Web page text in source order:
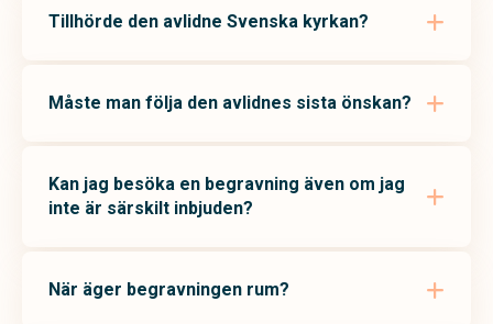
Tillhörde den avlidne Svenska kyrkan?
Måste man följa den avlidnes sista önskan?
Kan jag besöka en begravning även om jag
inte är särskilt inbjuden?
När äger begravningen rum?